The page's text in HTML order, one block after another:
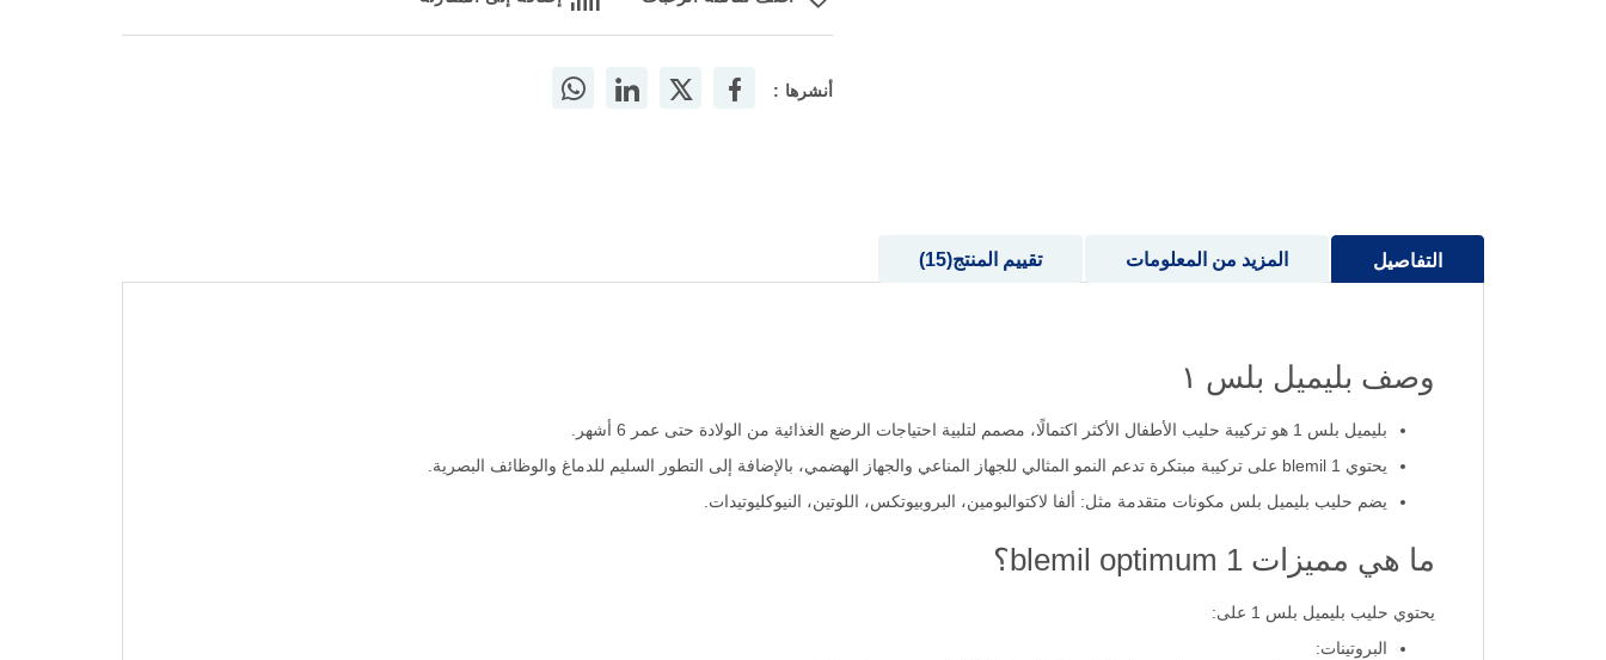
أنشرها :
التفاصيل
وصف بليميل بلس ١
بليميل بلس 1 هو تركيبة حليب الأطفال الأكثر اكتمالًا، مصمم لتلبية احتياجات الرضع الغذائية من الولادة حتى عمر 6 أشهر.
يحتوي blemil 1 على تركيبة مبتكرة تدعم النمو المثالي للجهاز المناعي والجهاز الهضمي، بالإضافة إلى التطور السليم للدماغ والوظائف البصرية.
يضم حليب بليميل بلس مكونات متقدمة مثل: ألفا لاكتوالبومين، البروبيوتكس، اللوتين، النيوكليوتيدات.
ما هي مميزات blemil optimum 1؟
يحتوي حليب بليميل بلس 1 على:
البروتينات:
المزيد من المعلومات تقييم المنتج 15